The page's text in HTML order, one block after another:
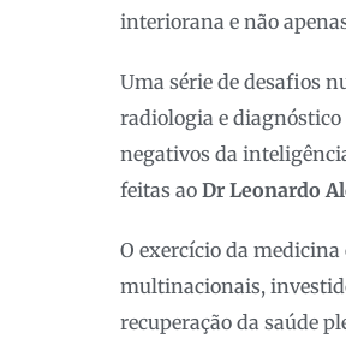
interiorana e não
Uma série de desafios
radiologia e
negativos da
feitas ao Dr Leonardo
O exercício da
multinacionais,
recuperação da saúde